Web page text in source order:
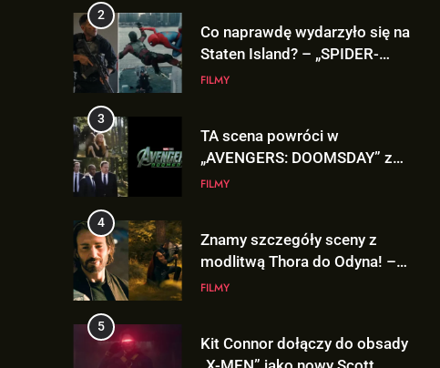
MAN: BRAND NEW DAY”
FILMY
3
Pepper Potts w roli głównej!
FILMY
4
„AVENGERS: DOOMSDAY”
FILMY
5
Summers!
NEWSY